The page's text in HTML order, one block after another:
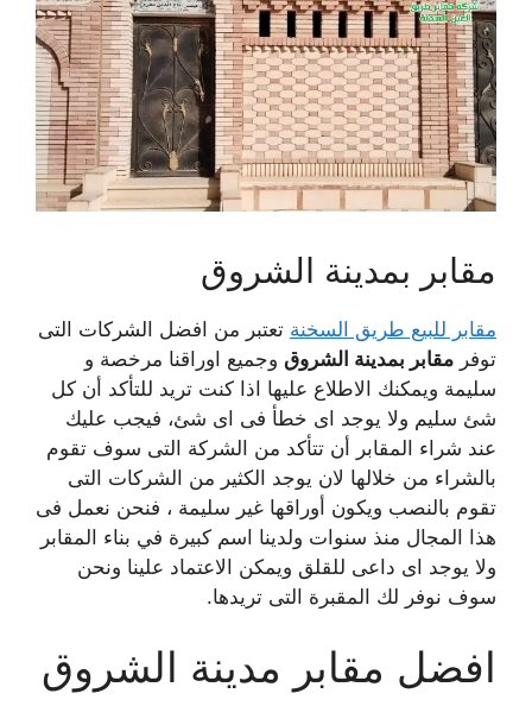
مقابر بمدينة الشروق
مقابر للبيع طريق السخنة تعتبر من افضل الشركات التى
توفر مقابر بمدينة الشروق وجميع اوراقنا مرخصة و
سليمة ويمكنك الاطلاع عليها اذا كنت تريد للتأكد أن كل
شئ سليم ولا يوجد اى خطأ فى اى شئ، فيجب عليك
عند شراء المقابر أن تتأكد من الشركة التى سوف تقوم
بالشراء من خلالها لان يوجد الكثير من الشركات التى
تقوم بالنصب ويكون أوراقها غير سليمة ، فنحن نعمل فى
هذا المجال منذ سنوات ولدينا اسم كبيرة في بناء المقابر
ولا يوجد اى داعى للقلق ويمكن الاعتماد علينا ونحن
سوف نوفر لك المقبرة التى تريدها.
افضل مقابر مدينة الشروق